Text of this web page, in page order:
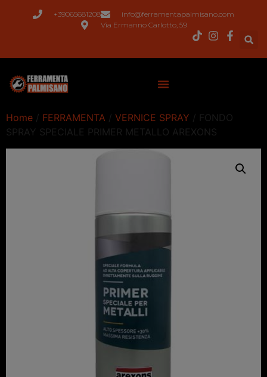
+39065681208
info@ferramentapalmisano.com
Via Ermanno Carlotto, 59
Home / FERRAMENTA / VERNICE SPRAY / FONDO
SPRAY SPECIALE PRIMER METALLO AREXONS